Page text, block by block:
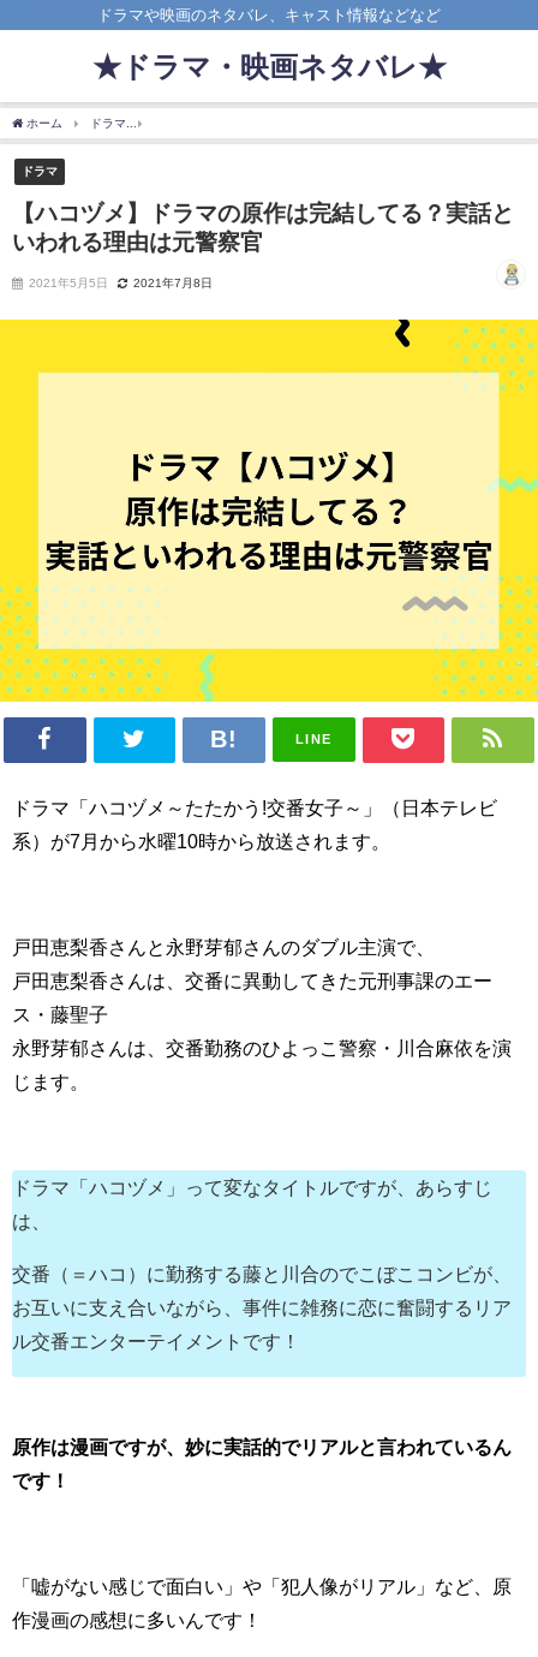
ドラマや映画のネタバレ、キャスト情報などなど
★ドラマ・映画ネタバレ★
ホーム ドラマ
ドラマ
【ハコヅメ】ドラマの原作は完結してる？実話と
いわれる理由は元警察官
2021年5月5日 2021年7月8日
LINE
ドラマ「ハコヅメ～たたかう!交番女子～」（日本テレビ
系）が7月から水曜10時から放送されます。
戸田恵梨香さんと永野芽郁さんのダブル主演で、
戸田恵梨香さんは、交番に異動してきた元刑事課のエー
ス・藤聖子
永野芽郁さんは、交番勤務のひよっこ警察・川合麻依を演
じます。
ドラマ「ハコヅメ」って変なタイトルですが、あらすじ
は、
交番（＝ハコ）に勤務する藤と川合のでこぼこコンビが、
お互いに支え合いながら、事件に雑務に恋に奮闘するリア
ル交番エンターテイメントです！
原作は漫画ですが、妙に実話的でリアルと言われているん
です！
「嘘がない感じで面白い」や「犯人像がリアル」など、原
作漫画の感想に多いんです！